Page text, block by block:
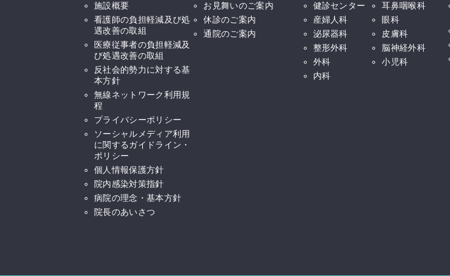
施設概要
看護師の負担軽減及び処
遇改善の取組
医療従事者の負担軽減及
び処遇改善の取組
反社会的勢力に対する基
本方針
無線ネットワーク利用規
程
プライバシーポリシー
ソーシャルメディア利用
に関するガイドライン・
ポリシー
個人情報保護方針
院内感染対策指針
病院の理念・基本方針
院長のあいさつ
お見舞いのご案内
休診のご案内
通院のご案内
健診センター
耳鼻咽喉科
産婦人科
眼科
泌尿器科
皮膚科
整形外科
脳神経外科
外科
小児科
内科